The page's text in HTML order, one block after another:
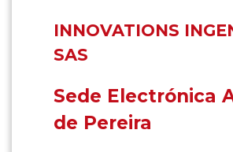
INNOVATIONS
SAS
Sede Electrónica
de Pereira